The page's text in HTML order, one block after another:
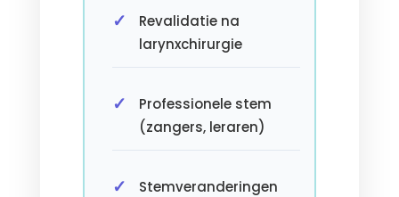
Revalidatie na
larynxchirurgie
Professionele stem
(zangers, leraren)
Stemveranderingen